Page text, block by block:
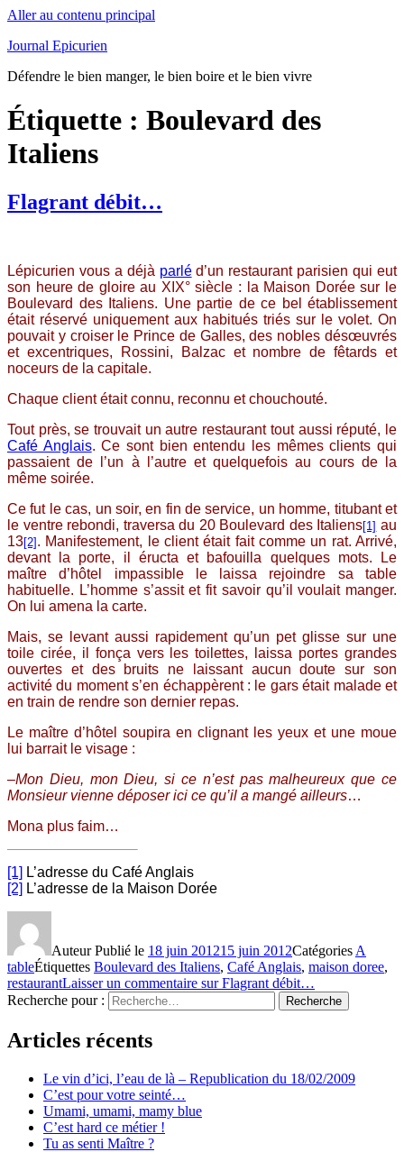
Aller au contenu principal
Journal Epicurien
Défendre le bien manger, le bien boire et le bien vivre
Étiquette : Boulevard des
Italiens
Flagrant débit…
Lépicurien vous a déjà parléd’un restaurant parisien qui eut
son heure de gloire au XIX° siècle : la Maison Dorée sur le
Boulevard des Italiens. Une partie de ce bel établissement
était réservé uniquement aux habitués triés sur le volet. On
pouvait y croiser le Prince de Galles, des nobles désœuvrés
et excentriques, Rossini, Balzac et nombre de fêtards et
noceurs de la capitale.
Chaque client était connu, reconnu et chouchouté.
Tout près, se trouvait un autre restaurant tout aussi réputé, le
Café Anglais. Ce sont bien entendu les mêmes clients qui
passaient de l’un à l’autre et quelquefois au cours de la
même soirée.
Ce fut le cas, un soir, en fin de service, un homme, titubant et
le ventre rebondi, traversa du 20 Boulevard des Italiens[1] au
13[2] . Manifestement, le client était fait comme un rat. Arrivé,
devant la porte, il éructa et bafouilla quelques mots. Le
maître d’hôtel impassible le laissa rejoindre sa table
habituelle. L’homme s’assit et fit savoir qu’il voulait manger.
On lui amena la carte.
Mais, se levant aussi rapidement qu’un pet glisse sur une
toile cirée, il fonça vers les toilettes, laissa portes grandes
ouvertes et des bruits ne laissant aucun doute sur son
activité du moment s’en échappèrent : le gars était malade et
en train de rendre son dernier repas.
Le maître d’hôtel soupira en clignant les yeux et une moue
lui barrait le visage :
–Mon Dieu, mon Dieu, si ce n’est pas malheureux que ce
Monsieur vienne déposer ici ce qu’il a mangé ailleurs…
Mona plus faim…
[1] L’adresse du Café Anglais
[2] L’adresse de la Maison Dorée
AuteurPublié le 18 juin 201215 juin 2012Catégories A
tableÉtiquettes Boulevard des Italiens, Café Anglais, maison doree,
restaurantLaisser un commentaire sur Flagrant débit…
Recherche pour :
Recherche
Articles récents
Le vin d’ici, l’eau de là – Republication du 18/02/2009
C’est pour votre seinté…
Umami, umami, mamy blue
C’est hard ce métier !
Tu as senti Maître ?